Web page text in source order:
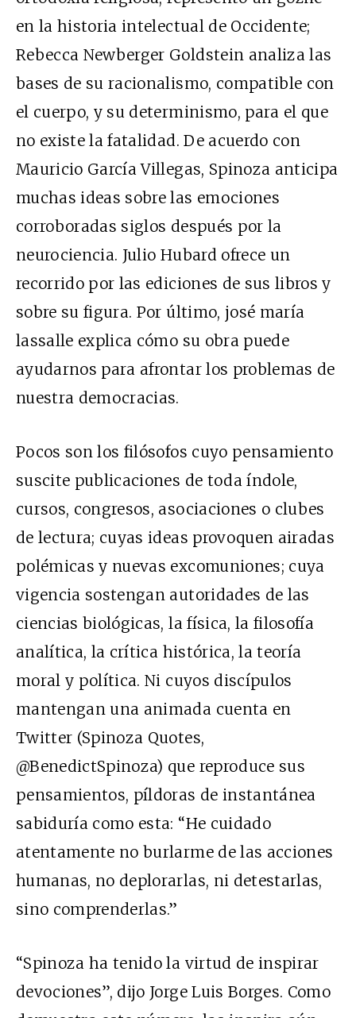
en la historia intelectual de Occidente;
Rebecca Newberger Goldstein analiza las
bases de su racionalismo, compatible con
el cuerpo, y su determinismo, para el que
no existe la fatalidad. De acuerdo con
Mauricio García Villegas, Spinoza anticipa
muchas ideas sobre las emociones
corroboradas siglos después por la
neurociencia. Julio Hubard ofrece un
recorrido por las ediciones de sus libros y
sobre su figura. Por último, josé maría
lassalle explica cómo su obra puede
ayudarnos para afrontar los problemas de
nuestra democracias.
Pocos son los filósofos cuyo pensamiento
suscite publicaciones de toda índole,
cursos, congresos, asociaciones o clubes
de lectura; cuyas ideas provoquen airadas
polémicas y nuevas excomuniones; cuya
vigencia sostengan autoridades de las
ciencias biológicas, la física, la filosofía
analítica, la crítica histórica, la teoría
moral y política. Ni cuyos discípulos
mantengan una animada cuenta en
Twitter (Spinoza Quotes,
@BenedictSpinoza) que reproduce sus
pensamientos, píldoras de instantánea
sabiduría como esta: “He cuidado
atentamente no burlarme de las acciones
humanas, no deplorarlas, ni detestarlas,
sino comprenderlas.”
“Spinoza ha tenido la virtud de inspirar
devociones”, dijo Jorge Luis Borges. Como